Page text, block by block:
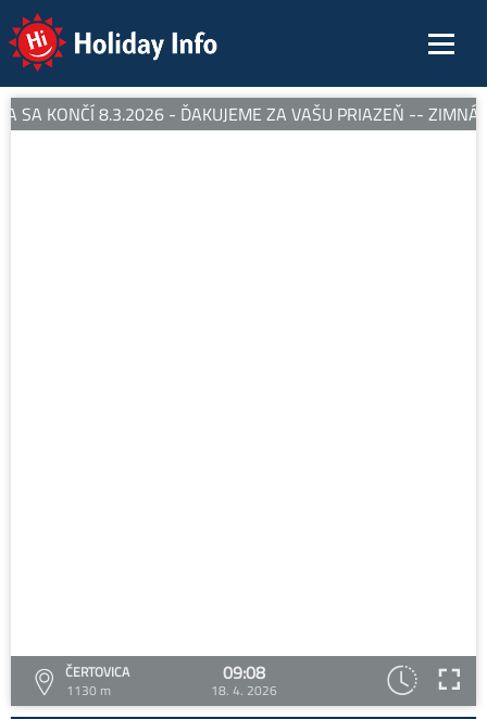
Holiday Info
SA KONČÍ 8.3.2026 - ĎAKUJEME ZA VAŠU PRIAZEŇ -- ZIMNÁ
ČERTOVICA
1130 m
09:08
18. 4. 2026